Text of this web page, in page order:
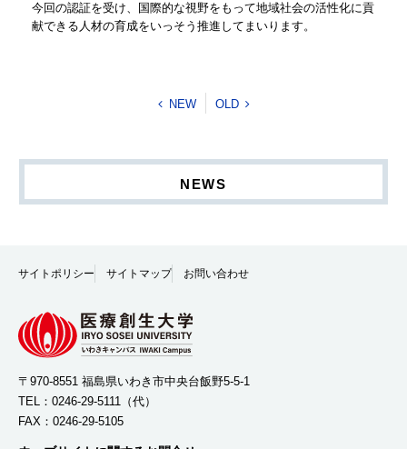
今回の認証を受け、国際的な視野をもって地域社会の活性化に貢
献できる人材の育成をいっそう推進してまいります。
NEW OLD
NEWS
サイトポリシー サイトマップ お問い合わせ
〒970-8551 福島県いわき市中央台飯野5-5-1
TEL： 0246-29-5111 （代）
FAX：0246-29-5105